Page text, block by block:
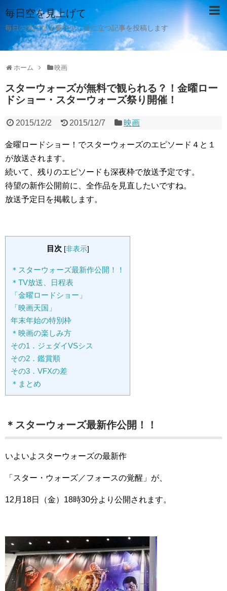
毎日空を見上げて
毎日の気になる事や少し役に立つ記事を投稿します
ホーム 映画
スターウォーズが無料で観られる？！金曜ロー
ドショー・スターウォーズ祭り開催！
2015/12/2 2015/12/7 映画
金曜ロードショー！でスターウォーズのエピソード４と１
が放送されます。
続いて、残りのエピソードも深夜枠で放送予定です。
待望の新作公開前に、全作品を見直したいですね。
放送予定日を掲載します。
目次 [非表示]
＊スターウォーズ最新作公開！！
＊TV放送、日程表
「金曜ロードショー」
「映画天国」
年末年始の特別枠
＊映画の楽しみ方
その1．ジェダイVSシス
その2．鑑賞順
その3．VFXの差
＊まとめ
＊スターウォーズ最新作公開！！
いよいよスターウォーズの最新作
「スター・ウォーズ／フォースの覚醒」が、
12月18日（金）18時30分より公開されます。